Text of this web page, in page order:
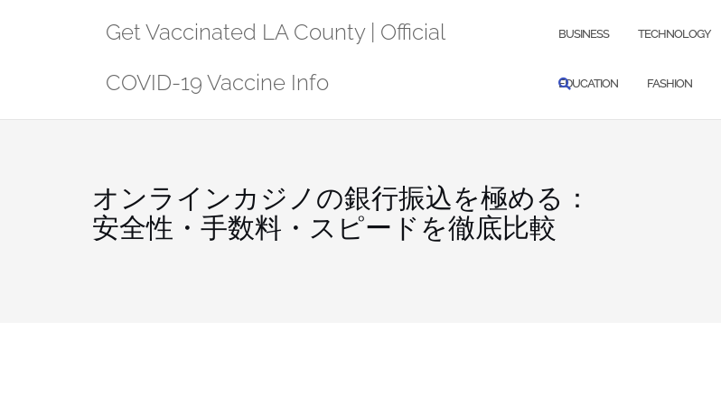
Get Vaccinated LA County | Official
COVID-19 Vaccine Info
BUSINESS TECHNOLOGY
EDUCATION FASHION
オンラインカジノの銀行振込を極める：
安全性・手数料・スピードを徹底比較